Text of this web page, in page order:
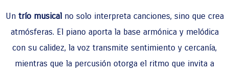
Un trío musicalno solo interpreta canciones, sino que crea
atmósferas. El piano aporta la base armónica y melódica
con su calidez, la voz transmite sentimiento y cercanía,
mientras que la percusión otorga el ritmo que invita a